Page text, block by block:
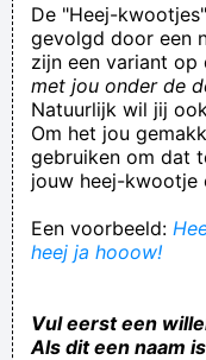
De "Heej-
gevolgd door een
zijn een variant op
met jou onder de
Natuurlijk wil jij
Om het jou
gebruiken om dat
jouw heej-kwootje
Een voorbeeld:
heej ja hooow!
Vul eerst een
Als dit een naam